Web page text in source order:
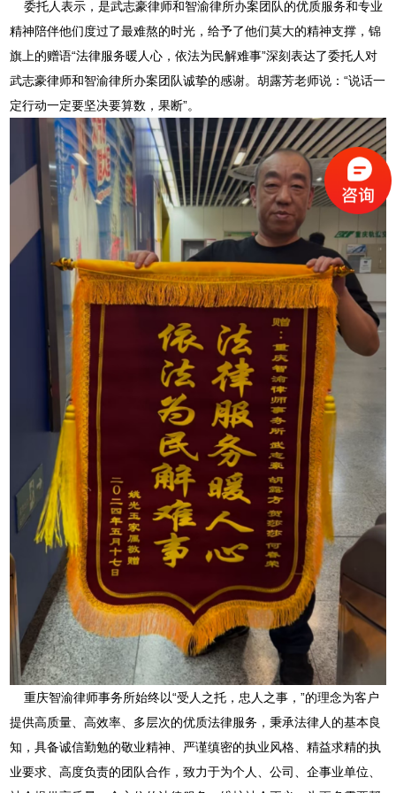
委托人表示，是武志豪律师和智渝律所办案团队的优质服务和专业
精神陪伴他们度过了最难熬的时光，给予了他们莫大的精神支撑，锦
旗上的赠语“法律服务暖人心，依法为民解难事”深刻表达了委托人对
武志豪律师和智渝律所办案团队诚挚的感谢。胡露芳老师说：“说话一
定行动一定要坚决要算数，果断”。
重庆智渝律师事务所始终以“受人之托，忠人之事，”的理念为客户
提供高质量、高效率、多层次的优质法律服务，秉承法律人的基本良
知，具备诚信勤勉的敬业精神、严谨缜密的执业风格、精益求精的执
业要求、高度负责的团队合作，致力于为个人、公司、企事业单位、